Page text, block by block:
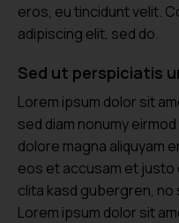
eros, eu tincidunt velit.
adipiscing elit, sed do.
Sed ut perspiciatis
Lorem ipsum dolor sit
sed diam nonumy
dolore magna aliquyam
eos et accusam et
clita kasd gubergren,
Lorem ipsum dolor sit